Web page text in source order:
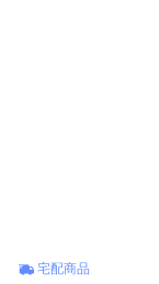
宅配商品